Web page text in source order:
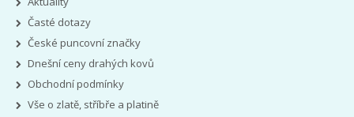
Časté dotazy
České puncovní značky
Dnešní ceny drahých kovů
Obchodní podmínky
Vše o zlatě, stříbře a platině